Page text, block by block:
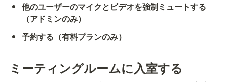
他のユーザーのマイクとビデオを強制ミュートする
（アドミンのみ）
予約する（有料プランのみ）
ミーティングルームに入室する